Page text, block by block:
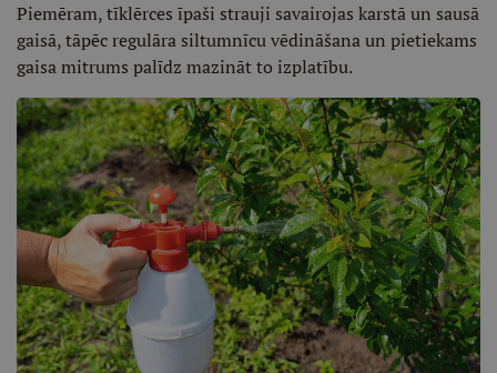
Piemēram, tīklērces īpaši strauji savairojas karstā un sausā
gaisā, tāpēc regulāra siltumnīcu vēdināšana un pietiekams
gaisa mitrums palīdz mazināt to izplatību.